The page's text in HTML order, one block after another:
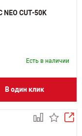
CUT-50K
Есть в наличии
В один клик